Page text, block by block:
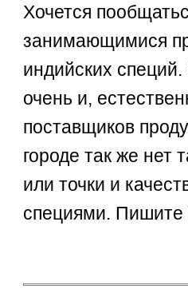
Хочется
занимающимися
индийских
очень и,
поставщиков
городе так же нет
или точки и
специями. Пишите